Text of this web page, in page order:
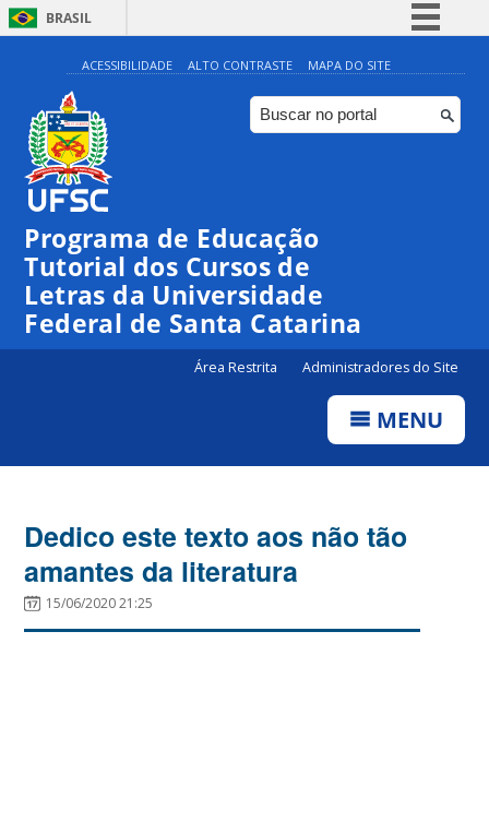
BRASIL
Simplifique!
Comunica BR
Participe
ACESSIBILIDADE ALTO CONTRASTE MAPA DO SITE
Programa de Educação
Tutorial dos Cursos de
Letras da Universidade
Federal de Santa Catarina
Área Restrita Administradores do Site
MENU
Dedico este texto aos não tão
amantes da literatura
15/06/2020 21:25